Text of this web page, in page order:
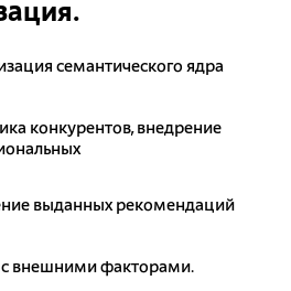
семантического ядра
конкурентов, внедрение
выданных рекомендаций
с внешними факторами.